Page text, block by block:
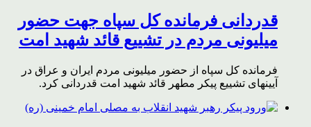
قدردانی فرمانده کل سپاه جهت حضور
میلیونی مردم در تشییع قائد شهید امت
فرمانده کل سپاه از حضور میلیونی مردم ایران و عراق در
آیینهای تشییع پیکر مطهر قائد شهید امت قدردانی کرد.